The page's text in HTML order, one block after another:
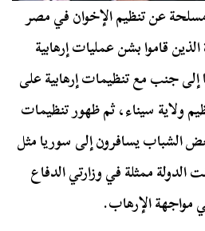
مسلحة عن تنظيم الإخوان في مصر
قاموا بشن عمليات إرهابية
جنب مع تنظيمات إرهابية على
ولاية سيناء، ثم ظهور تنظيمات
الشباب يسافرون إلى سوريا مثل
الدولة ممثلة في وزارتي الدفاع
مواجهة الإرهاب.